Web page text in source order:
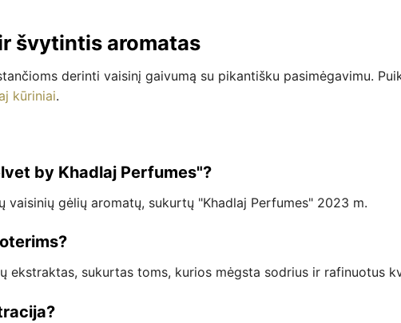
švytintis aromatas
derinti vaisinį gaivumą su pikantišku pasimėgavimu.
kūriniai.
by Khadlaj Perfumes"?
vaisinių gėlių aromatų, sukurtų "Khadlaj Perfumes" 2023 m.
ekstraktas, sukurtas toms, kurios mėgsta sodrius ir rafinuotus